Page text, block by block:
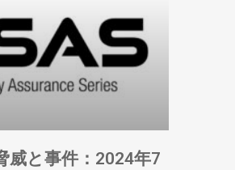
威と事件：2024年7